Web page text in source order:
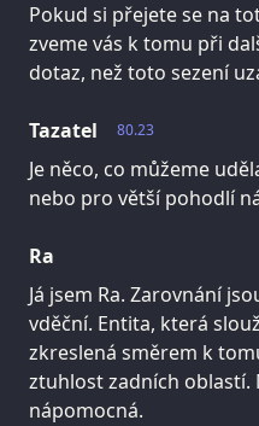
Pokud si přejete se na
zveme vás k tomu při
dotaz, než toto sezení
80.23
Tazatel
Je něco, co můžeme
nebo pro větší pohodlí
Ra
Já jsem Ra. Zarovnání
vděční. Entita, která
zkreslená směrem k
ztuhlost zadních oblastí.
nápomocná.